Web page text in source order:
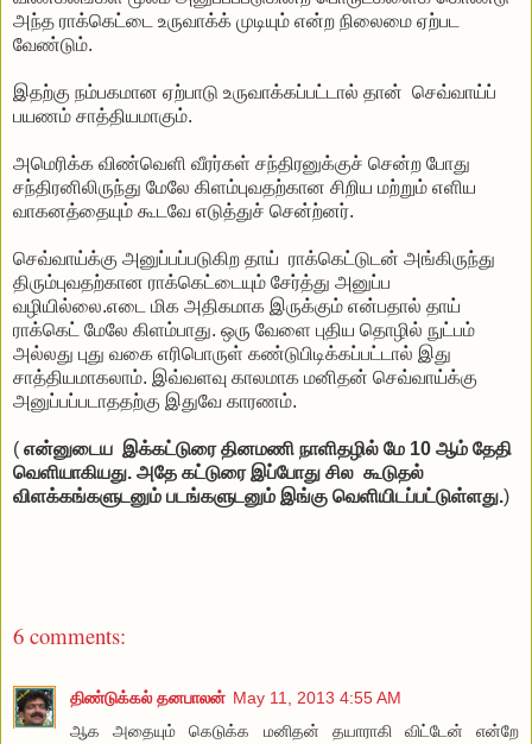
அந்த ராக்கெட்டை உருவாக்க் முடியும் என்ற நிலைமை ஏற்பட
வேண்டும்.
இதற்கு நம்பகமான ஏற்பாடு உருவாக்கப்பட்டால் தான் செவ்வாய்ப்
பயணம் சாத்தியமாகும்.
அமெரிக்க விண்வெளி வீரர்கள் சந்திரனுக்குச் சென்ற போது
சந்திரனிலிருந்து மேலே கிளம்புவதற்கான சிறிய மற்றும் எளிய
வாகனத்தையும் கூடவே எடுத்துச் சென்ற்னர்.
செவ்வாய்க்கு அனுப்பப்படுகிற தாய் ராக்கெட்டுடன் அங்கிருந்து
திரும்புவதற்கான ராக்கெட்டையும் சேர்த்து அனுப்ப
வழியில்லை.எடை மிக அதிகமாக இருக்கும் என்பதால் தாய்
ராக்கெட் மேலே கிளம்பாது. ஒரு வேளை புதிய தொழில் நுட்பம்
அல்லது புது வகை எரிபொருள் கண்டுபிடிக்கப்பட்டால் இது
சாத்தியமாகலாம். இவ்வளவு காலமாக மனிதன் செவ்வாய்க்கு
அனுப்பப்படாததற்கு இதுவே காரணம்.
( என்னுடைய இக்கட்டுரை தினமணி நாளிதழில் மே 10 ஆம் தேதி
வெளியாகியது. அதே கட்டுரை இப்போது சில கூடுதல்
விளக்கங்களுடனும் படங்களுடனும் இங்கு வெளியிடப்பட்டுள்ளது.)
6 comments:
திண்டுக்கல் தனபாலன் May 11, 2013 4:55 AM
ஆக அதையும் கெடுக்க மனிதன் தயாராகி விட்டேன் என்றே